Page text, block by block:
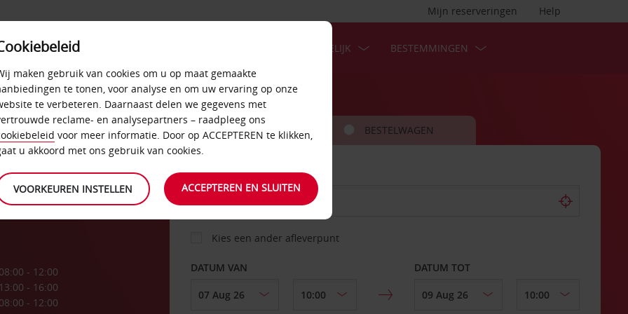
Help
Mijn reserveringen
ZAKELIJK BESTEMMINGEN
08:00 - 12:00
13:00 - 16:00
08:00 - 12:00
AUTO BESTELWAGEN
OPHALEN OP
Kies een ander afleverpunt
DATUM VAN DATUM TOT
maken gebruik van cookies om u op maat gemaakte
te tonen, voor analyse en om uw ervaring op onze
te verbeteren. Daarnaast delen we gegevens met
reclame- en analysepartners – raadpleeg ons
voor meer informatie. Door op ACCEPTEREN te klikken,
u akkoord met ons gebruik van cookies.
VOORKEUREN INSTELLEN ACCEPTEREN EN SLUITEN